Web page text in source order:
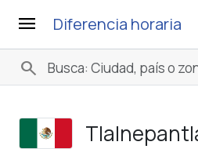
menu Diferencia horaria
search